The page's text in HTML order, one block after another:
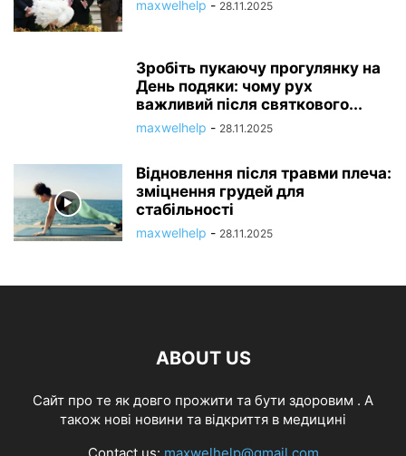
maxwelhelp - 28.11.2025
Зробіть пукаючу прогулянку на
День подяки: чому рух
важливий після святкового...
maxwelhelp - 28.11.2025
Відновлення після травми плеча:
зміцнення грудей для
стабільності
maxwelhelp - 28.11.2025
ABOUT US
Cайт про те як довго прожити та бути здоровим . А
також нові новини та відкриття в медицині